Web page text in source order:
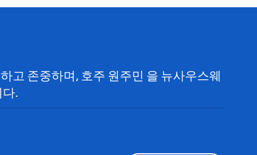
고 존중하며, 호주 원주민 을 뉴사우스웨
다.